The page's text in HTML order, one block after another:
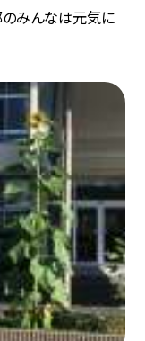
のみんなは元気に